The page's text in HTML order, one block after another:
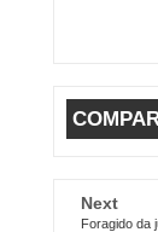
Next
Foragido da